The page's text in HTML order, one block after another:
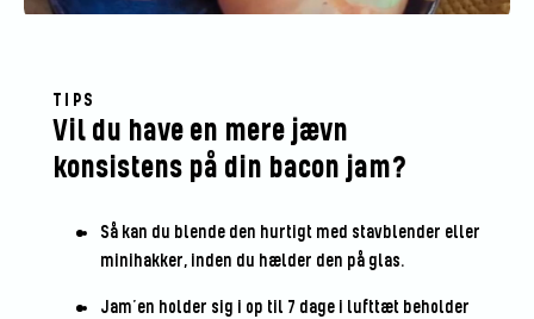
TIPS
Vil du have en mere jævn
konsistens på din bacon jam?
Så kan du blende den hurtigt med stavblender eller
minihakker, inden du hælder den på glas.
Jam’en holder sig i op til 7 dage i lufttæt beholder